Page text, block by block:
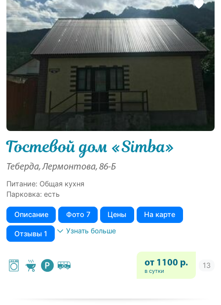
Гостевой дом «Simba»
Теберда, Лермонтова, 86-Б
Питание: Общая кухня
Парковка: есть
Описание Фото 7 Цены На карте
Отзывы 1 Узнать больше
от 1100 р.
в сутки